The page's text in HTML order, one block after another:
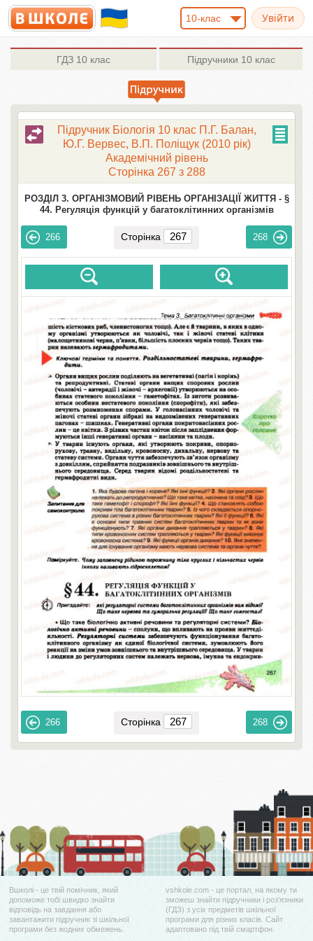
10-клас
ГДЗ 10 клас Підручники 10 клас
Підручник Біологія 10 клас П.Г. Балан,
Ю.Г. Вервес, В.П. Поліщук (2010 рік)
Академічний рівень
Сторінка 267 з 288
РОЗДІЛ 3. ОРГАНІЗМОВИЙ РІВЕНЬ ОРГАНІЗАЦІЇ ЖИТТЯ - §
44. Регуляція функцій у багатоклітинних організмів
266 Сторінка 268
266 Сторінка 268
Вшколі - це твій помічник, який
допоможе тобі швидко знайти
відповідь на завдання або
завантажити підручник зі шкільної
програми без жодних обмежень.
vshkole.com - це портал, на якому ти
зможеш знайти підручники і роз'язники
(ГДЗ) з усіх предметів шкільної
програми для різних класів. Сайт
адаптовано під твій смартфон.